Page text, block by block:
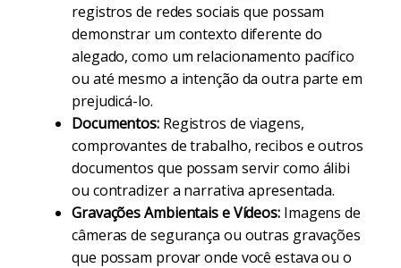
registros de redes sociais que possam
demonstrar um contexto diferente do
alegado, como um relacionamento pacífico
ou até mesmo a intenção da outra parte em
prejudicá-lo.
Documentos:Registros de viagens,
comprovantes de trabalho, recibos e outros
documentos que possam servir como álibi
ou contradizer a narrativa apresentada.
Gravações Ambientais e Vídeos: Imagens de
câmeras de segurança ou outras gravações
que possam provar onde você estava ou o